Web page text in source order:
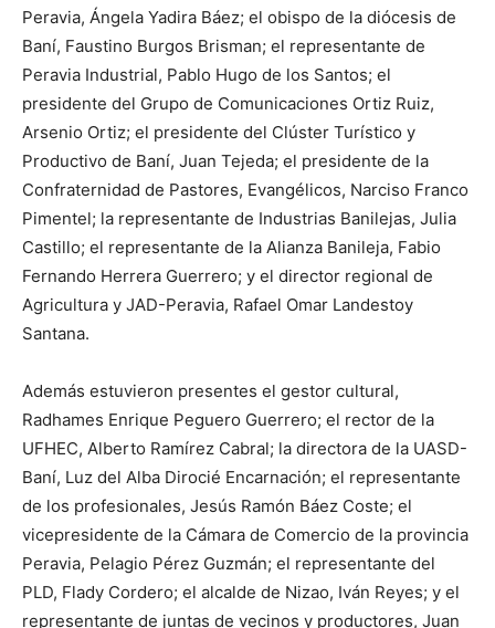
Peravia, Ángela Yadira Báez; el obispo de la diócesis de
Baní, Faustino Burgos Brisman; el representante de
Peravia Industrial, Pablo Hugo de los Santos; el
presidente del Grupo de Comunicaciones Ortiz Ruiz,
Arsenio Ortiz; el presidente del Clúster Turístico y
Productivo de Baní, Juan Tejeda; el presidente de la
Confraternidad de Pastores, Evangélicos, Narciso Franco
Pimentel; la representante de Industrias Banilejas, Julia
Castillo; el representante de la Alianza Banileja, Fabio
Fernando Herrera Guerrero; y el director regional de
Agricultura y JAD-Peravia, Rafael Omar Landestoy
Santana.
Además estuvieron presentes el gestor cultural,
Radhames Enrique Peguero Guerrero; el rector de la
UFHEC, Alberto Ramírez Cabral; la directora de la UASD-
Baní, Luz del Alba Dirocié Encarnación; el representante
de los profesionales, Jesús Ramón Báez Coste; el
vicepresidente de la Cámara de Comercio de la provincia
Peravia, Pelagio Pérez Guzmán; el representante del
PLD, Flady Cordero; el alcalde de Nizao, Iván Reyes; y el
representante de juntas de vecinos y productores, Juan